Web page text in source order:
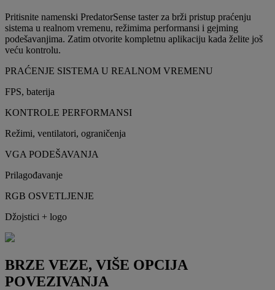
Pritisnite namenski PredatorSense taster za brži pristup praćenju
sistema u realnom vremenu, režimima performansi i gejming
podešavanjima. Zatim otvorite kompletnu aplikaciju kada želite još
veću kontrolu.
PRAĆENJE SISTEMA U REALNOM VREMENU
FPS, baterija
KONTROLE PERFORMANSI
Režimi, ventilatori, ograničenja
VGA PODEŠAVANJA
Prilagođavanje
RGB OSVETLJENJE
Džojstici + logo
BRZE VEZE, VIŠE OPCIJA
POVEZIVANJA